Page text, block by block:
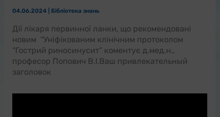
04.06.2024 Бібліотека знань
Дії лікаря первинної ланки, що рекомендовані
новим “Уніфікованим клінічним протоколом
“Гострий риносинусит” коментує д.мед.н.,
професор Попович В.І.Ваш привлекательный
заголовок